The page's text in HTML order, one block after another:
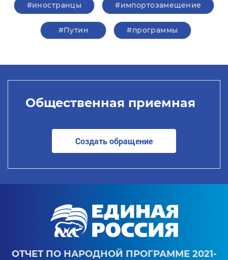
#иностранцы #импортозамещение
#Путин #программы
Общественная приемная
Создать обращение
ОТЧЕТ ПО НАРОДНОЙ ПРОГРАММЕ 2021-